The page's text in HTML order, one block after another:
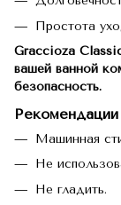
Простота
Graccioza
вашей ванной
безопасность.
Машинная
Не
Не гладить.